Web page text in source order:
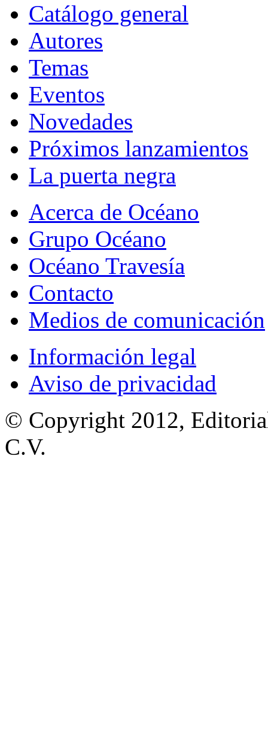
Catálogo general
Autores
Temas
Eventos
Novedades
Próximos lanzamientos
La puerta negra
Acerca de Océano
Grupo Océano
Océano Travesía
Contacto
Medios de comunicación
Información legal
Aviso de privacidad
© Copyright 2012,
C.V.